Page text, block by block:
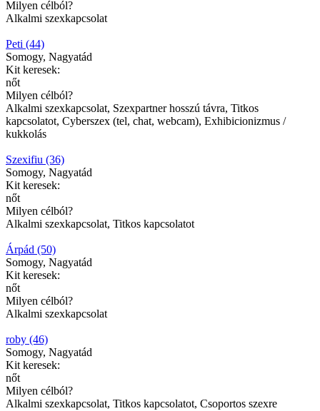
Milyen célból?
Alkalmi szexkapcsolat
Peti (44)
Somogy, Nagyatád
Kit keresek:
nőt
Milyen célból?
Alkalmi szexkapcsolat, Szexpartner hosszú távra, Titkos
kapcsolatot, Cyberszex (tel, chat, webcam), Exhibicionizmus /
kukkolás
Szexifiu (36)
Somogy, Nagyatád
Kit keresek:
nőt
Milyen célból?
Alkalmi szexkapcsolat, Titkos kapcsolatot
Árpád (50)
Somogy, Nagyatád
Kit keresek:
nőt
Milyen célból?
Alkalmi szexkapcsolat
roby (46)
Somogy, Nagyatád
Kit keresek:
nőt
Milyen célból?
Alkalmi szexkapcsolat, Titkos kapcsolatot, Csoportos szexre